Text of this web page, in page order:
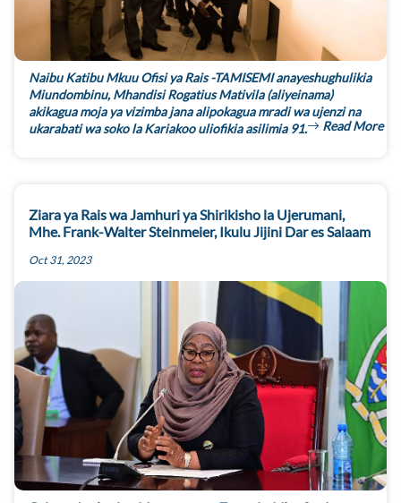
Naibu Katibu Mkuu Ofisi ya Rais -TAMISEMI anayeshughulikia
Miundombinu, Mhandisi Rogatius Mativila (aliyeinama)
akikagua moja ya vizimba jana alipokagua mradi wa ujenzi na
ukarabati wa soko la Kariakoo uliofikia asilimia 91.
Read More
Ziara ya Rais wa Jamhuri ya Shirikisho la Ujerumani,
Mhe. Frank-Walter Steinmeier, Ikulu Jijini Dar es Salaam
Oct 31, 2023